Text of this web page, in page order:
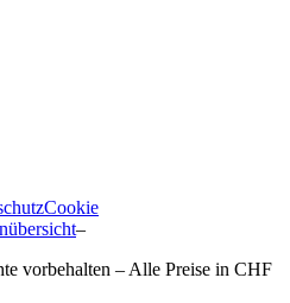
Cookie
–
vorbehalten – Alle Preise in CHF